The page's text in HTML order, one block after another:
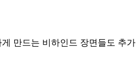
만드는 비하인드 장면들도 추가